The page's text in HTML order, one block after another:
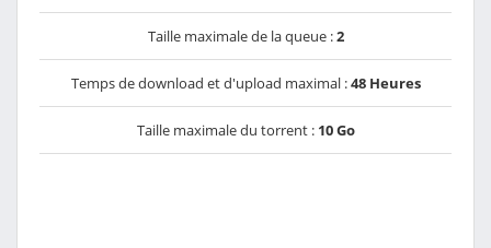
Taille maximale de la queue :2
Temps de download et d'upload maximal :48 Heures
Taille maximale du torrent : 10 Go